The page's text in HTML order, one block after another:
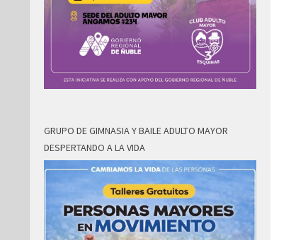
GRUPO DE GIMNASIA Y BAILE ADULTO MAYOR
DESPERTANDO A LA VIDA